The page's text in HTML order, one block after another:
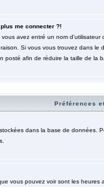
me connecter ?!
avez entré un nom
Si vous vous trouvez dans
posté afin de réduire la taille de
Préférences
dans la base de données.
vous pouvez voir sont les